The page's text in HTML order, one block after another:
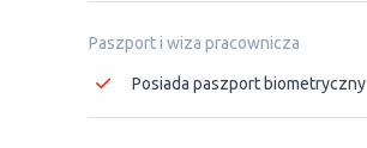
Paszport i wiza pracownicza
Posiada paszport biometryczny